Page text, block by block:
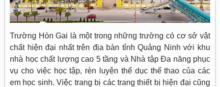
Trường Hòn Gai là một trong những trường có cơ sở vật
chất hiện đại nhất trên địa bàn tỉnh Quảng Ninh với khu
nhà học chất lượng cao 5 tầng và Nhà tập Đa năng phục
vụ cho việc học tập, rèn luyện thể dục thể thao của các
em học sinh. Việc trang bị các trang thiết bị hiện đại cũng